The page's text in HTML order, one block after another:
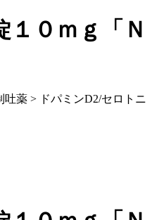
０ｍｇ「Ｎ
薬 > ドパミンD2/セロトニ